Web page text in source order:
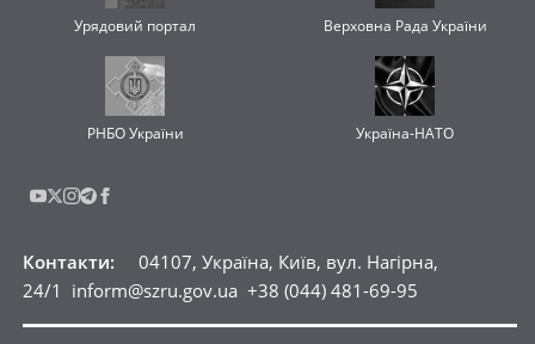
Урядовий портал Верховна Рада України
РНБО України Україна-НАТО
Контакти:
04107, Україна, Київ, вул. Нагірна,
24/1 inform@szru.gov.ua +38 (044) 481-69-95